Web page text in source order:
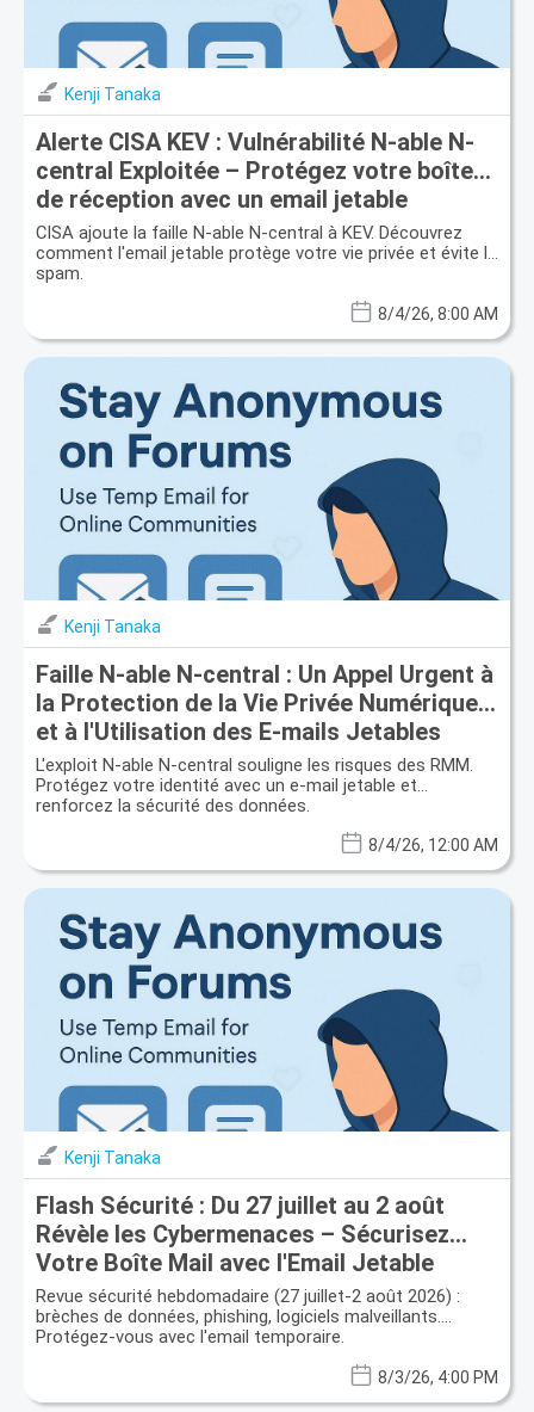
Kenji Tanaka
Alerte CISA KEV : Vulnérabilité N-able N-
central Exploitée – Protégez votre boîte
de réception avec un email jetable
CISA ajoute la faille N-able N-central à KEV. Découvrez
comment l'email jetable protège votre vie privée et évite le
spam.
8/4/26, 8:00 AM
Kenji Tanaka
Faille N-able N-central : Un Appel Urgent à
la Protection de la Vie Privée Numérique
et à l'Utilisation des E-mails Jetables
L'exploit N-able N-central souligne les risques des RMM.
Protégez votre identité avec un e-mail jetable et
renforcez la sécurité des données.
8/4/26, 12:00 AM
Kenji Tanaka
Flash Sécurité : Du 27 juillet au 2 août
Révèle les Cybermenaces – Sécurisez
Votre Boîte Mail avec l'Email Jetable
Revue sécurité hebdomadaire (27 juillet-2 août 2026) :
brèches de données, phishing, logiciels malveillants.
Protégez-vous avec l'email temporaire.
8/3/26, 4:00 PM